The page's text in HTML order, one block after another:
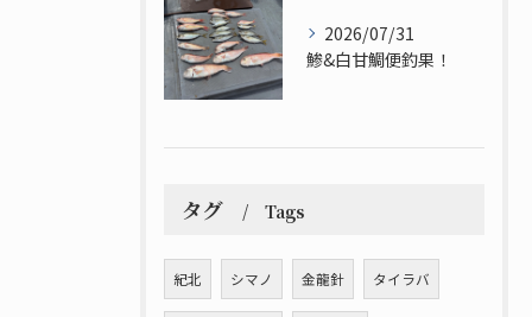
2026/07/31
鯵&白甘鯛便釣果！
タグ Tags
紀北 シマノ 金龍針 タイラバ